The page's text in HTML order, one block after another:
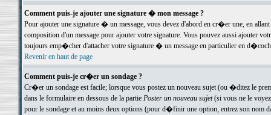
Comment puis-je ajouter une signature � mon message ?
Pour ajouter une signature � un message, vous devez d'abord en cr�er une, en
composition d'un message pour ajouter votre signature. Vous pouvez aussi ajouter
toujours emp�cher d'attacher votre signature � un message en particulier en
Revenir en haut de page
Comment puis-je cr�er un sondage ?
Cr�er un sondage est facile; lorsque vous postez un nouveau sujet (ou �ditez le
dans le formulaire en dessous de la partie Poster un nouveau sujet(si vous ne le voyez
pour le sondage et au moins deux options (pour d�finir une option, entrez son nom